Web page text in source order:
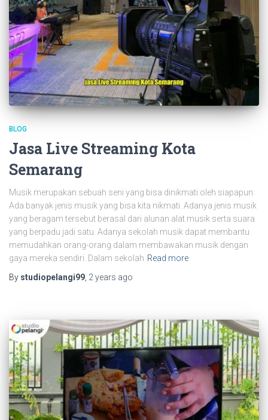
BLOG
Jasa Live Streaming Kota
Semarang
Musik merupakan sebuah seni yang bisa dinikmati oleh siapapun.
Ada banyak jenis musik yang bisa kita nikmati. Adanya jenis musik
yang beragam tersebut berasal dari alunan alat musik serta suara
yang berpadu jadi satu. Adanya sekolah musik dapat membantu
memudahkan orang-orang dalam membawakan musik dengan
gaya mereka sendiri. Dalam sekolah Read more
By studiopelangi99, 2 years ago